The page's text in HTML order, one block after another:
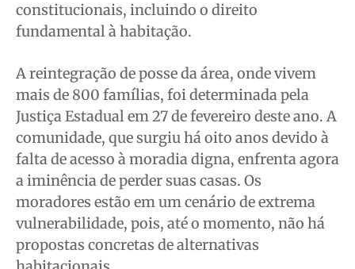
constitucionais, incluindo o direito
fundamental à habitação.
A reintegração de posse da área, onde vivem
mais de 800 famílias, foi determinada pela
Justiça Estadual em 27 de fevereiro deste ano. A
comunidade, que surgiu há oito anos devido à
falta de acesso à moradia digna, enfrenta agora
a iminência de perder suas casas. Os
moradores estão em um cenário de extrema
vulnerabilidade, pois, até o momento, não há
propostas concretas de alternativas